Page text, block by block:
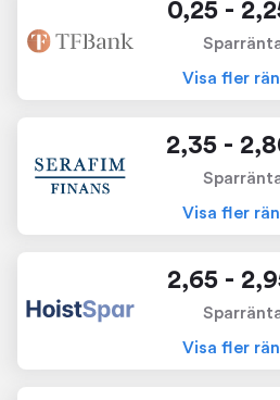
0,25 -
Visa fler
2,35 -
Visa fler
2,65 -
Visa fler